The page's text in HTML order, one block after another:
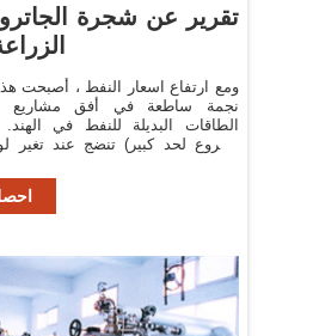
تقرير عن شجرة
ومع ارتفاع اسعار النفط ، أصبحت هذه
نجمة ساطعة في أفق مشاريع
الطاقات البديلة للنفط في
الخروع لحد كبير) تنضج عند تغير